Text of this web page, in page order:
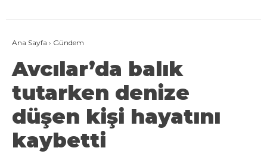
Ana Sayfa › Gündem
Avcılar’da balık
tutarken denize
düşen kişi hayatını
kaybetti